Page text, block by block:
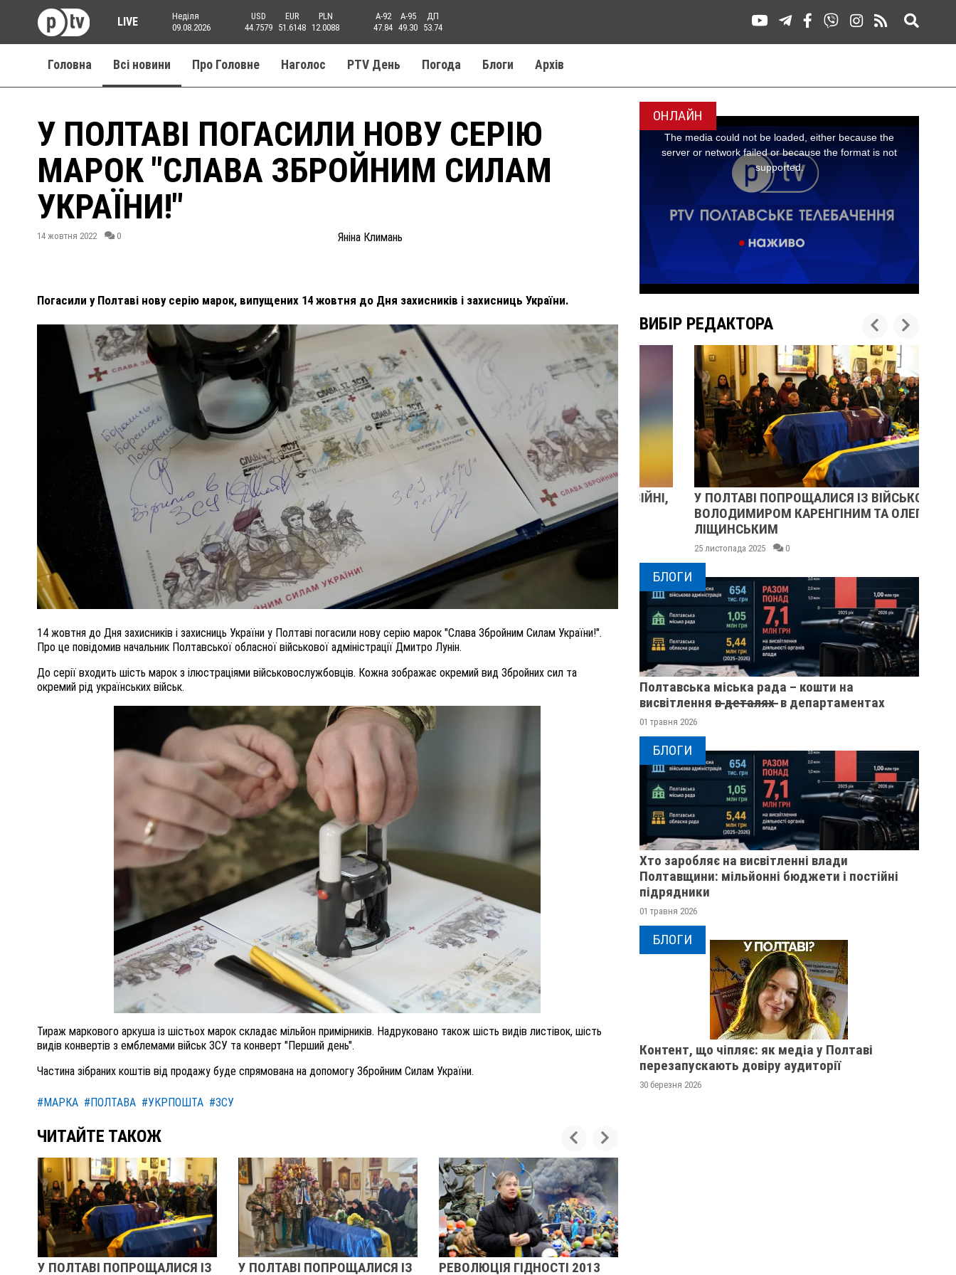
LIVE
Неділя
09.08.2026
USD
44.7579
EUR
51.6148
PLN
12.0088
A-92
47.84
A-95
49.30
ДП
53.74
Головна Всі новини Про Головне Наголос PTV День Погода Блоги Aрхів
У ПОЛТАВІ ПОГАСИЛИ НОВУ СЕРІЮ
МАРОК "СЛАВА ЗБРОЙНИМ СИЛАМ
УКРАЇНИ!"
14 жовтня 2022 0 Яніна Климань
Погасили у Полтаві нову серію марок, випущених 14 жовтня до Дня захисників і захисниць України.
14 жовтня до Дня захисників і захисниць України у Полтаві погасили нову серію марок "Слава Збройним Силам України!".
Про це повідомив начальник Полтавської обласної військової адміністрації Дмитро Лунін.
До серії входить шість марок з ілюстраціями військовослужбовців. Кожна зображає окремий вид Збройних сил та
окремий рід українських військ.
Тираж маркового аркуша із шістьох марок складає мільйон примірників. Надруковано також шість видів листівок, шість
видів конвертів з емблемами військ ЗСУ та конверт "Перший день".
Частина зібраних коштів від продажу буде спрямована на допомогу Збройним Силам України.
#МАРКА #ПОЛТАВА #УКРПОШТА #ЗСУ
ЧИТАЙТЕ ТАКОЖ
ПОПРОЩАЛИСЯ ІЗ
У ПОЛТАВІ ПОПРОЩАЛИСЯ ІЗ
РЕВОЛЮЦІЯ ГІДНОСТІ 2013
ЖІНКА ШТОВХНУЛА
ОНЛАЙН
ВИБІР РЕДАКТОРА
ПОЛІЦІЯ ПОЛТАВЩИНИ РОЗШУКУЄ 62-РІЧНУ
ЛЮДМИЛУ ТИМЧЕНКО
ВНАСЛІДОК ПОРАНЕНЬ, ОТРИМАНИХ НА ВІЙНІ,
ПОМЕР ВОЇН ЮРІЙ ВОЙТИК
25 листопада 2025 0
У ПОЛТАВІ ПОПРОЩАЛИСЯ ІЗ ВІЙСЬКОВИМИ
ВОЛОДИМИРОМ КАРЕНГІНИМ ТА ОЛЕГОМ
ЛІЩИНСЬКИМ
25 листопада 2025 0
БЛОГИ
Полтавська міська рада – кошти на
висвітлення в̶ ̶д̶е̶т̶а̶л̶я̶х̶ ̶ в департаментах
01 травня 2026
БЛОГИ
Хто заробляє на висвітленні влади
Полтавщини: мільйонні бюджети і постійні
підрядники
01 травня 2026
БЛОГИ
Контент, що чіпляє: як медіа у Полтаві
перезапускають довіру аудиторії
30 березня 2026